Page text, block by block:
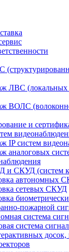
ЛВС (локальных
ВОЛС
и
IP систем
аналоговых
СКУД (систем
автономных
сетевых СКУД
пожарной
система
система